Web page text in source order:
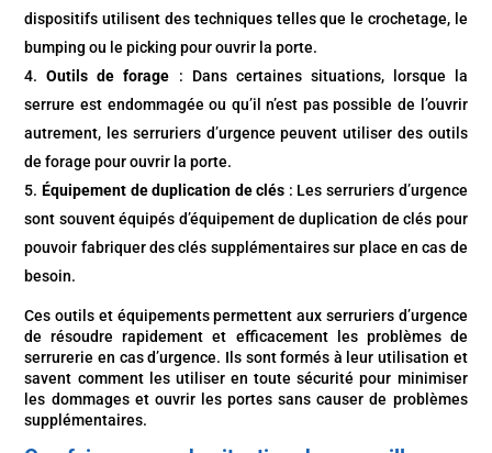
dispositifs utilisent des techniques telles que le crochetage, le
bumping ou le picking pour ouvrir la porte.
Outils de forage
: Dans certaines situations, lorsque la
serrure est endommagée ou qu’il n’est pas possible de l’ouvrir
autrement, les serruriers d’urgence peuvent utiliser des outils
de forage pour ouvrir la porte.
Équipement de duplication de clés : Les serruriers d’urgence
sont souvent équipés d’équipement de duplication de clés pour
pouvoir fabriquer des clés supplémentaires sur place en cas de
besoin.
Ces outils et équipements permettent aux serruriers d’urgence
de résoudre rapidement et efficacement les problèmes de
serrurerie en cas d’urgence. Ils sont formés à leur utilisation et
savent comment les utiliser en toute sécurité pour minimiser
les dommages et ouvrir les portes sans causer de problèmes
supplémentaires.